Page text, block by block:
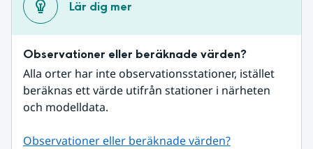
Lär dig mer
Observationer eller beräknade värden?
Alla orter har inte observationsstationer, istället
beräknas ett värde utifrån stationer i närheten
och modelldata.
Observationer eller beräknade värden?